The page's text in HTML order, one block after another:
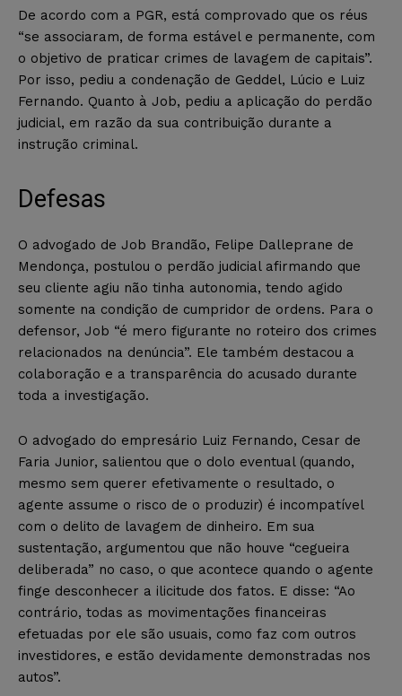
De acordo com a PGR, está comprovado que os réus
“se associaram, de forma estável e permanente, com
o objetivo de praticar crimes de lavagem de capitais”.
Por isso, pediu a condenação de Geddel, Lúcio e Luiz
Fernando. Quanto à Job, pediu a aplicação do perdão
judicial, em razão da sua contribuição durante a
instrução criminal.
Defesas
O advogado de Job Brandão, Felipe Dalleprane de
Mendonça, postulou o perdão judicial afirmando que
seu cliente agiu não tinha autonomia, tendo agido
somente na condição de cumpridor de ordens. Para o
defensor, Job “é mero figurante no roteiro dos crimes
relacionados na denúncia”. Ele também destacou a
colaboração e a transparência do acusado durante
toda a investigação.
O advogado do empresário Luiz Fernando, Cesar de
Faria Junior, salientou que o dolo eventual (quando,
mesmo sem querer efetivamente o resultado, o
agente assume o risco de o produzir) é incompatível
com o delito de lavagem de dinheiro. Em sua
sustentação, argumentou que não houve “cegueira
deliberada” no caso, o que acontece quando o agente
finge desconhecer a ilicitude dos fatos. E disse: “Ao
contrário, todas as movimentações financeiras
efetuadas por ele são usuais, como faz com outros
investidores, e estão devidamente demonstradas nos
autos”.